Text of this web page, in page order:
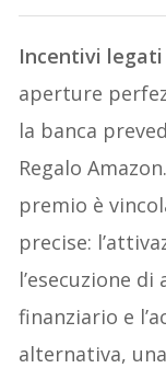
Incentivi
aperture
la banca
Regalo
premio è
precise:
l’esecuzione
finanziario e
alternativa,